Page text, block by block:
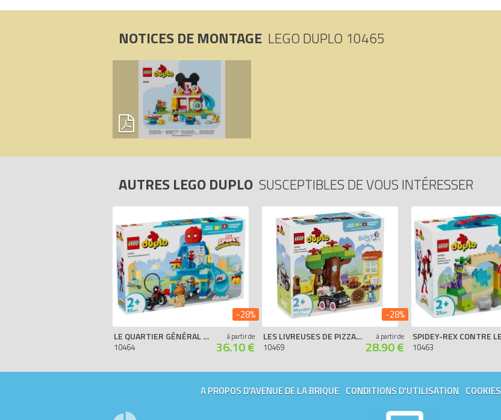
NOTICES DE MONTAGE LEGO DUPLO 10465
AUTRES LEGO DUPLO SUSCEPTIBLES DE VOUS INTÉRESSER
LE QUARTIER GÉNÉRAL DE L'ÉQUIPE SPIDEY
10464
à partir de
36.10 €
-28%
LES LIVREUSES DE PIZZA AVEC MUFFIN ET BLUEY
10469
à partir de
28.90 €
-28%
10463
A PROPOS D'AVENUE DE LA BRIQUE CONDITIONS D'UTILISATION COOKIES